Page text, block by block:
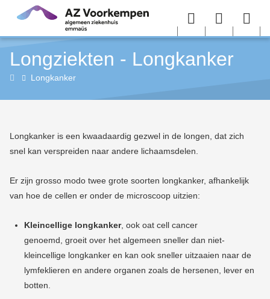
Overslaan en naar de inhoud gaan
Menu User
menu
Longziekten - Longkanker
Longziekten
Longkanker
Longkanker is een kwaadaardig gezwel in de longen, dat zich
snel kan verspreiden naar andere lichaamsdelen.
Er zijn grosso modo twee grote soorten longkanker, afhankelijk
van hoe de cellen er onder de microscoop uitzien:
Kleincellige longkanker, ook oat cell cancer
genoemd, groeit over het algemeen sneller dan niet-
kleincellige longkanker en kan ook sneller uitzaaien naar de
lymfeklieren en andere organen zoals de hersenen, lever en
botten.